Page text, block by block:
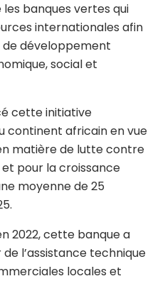
banques vertes qui
internationales afin
développement
social et
cette initiative
continent africain en vue
matière de lutte contre
pour la croissance
moyenne de 25
2022, cette banque a
l’assistance technique
locales et